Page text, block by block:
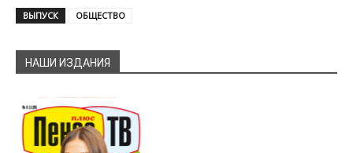
ВЫПУСК ОБЩЕСТВО
НАШИ ИЗДАНИЯ